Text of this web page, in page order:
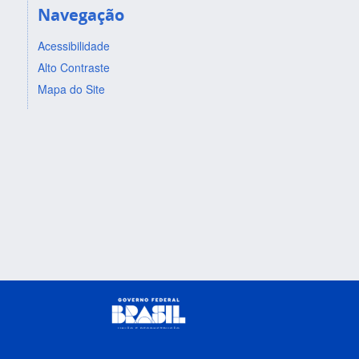
Navegação
Acessibilidade
Alto Contraste
Mapa do Site